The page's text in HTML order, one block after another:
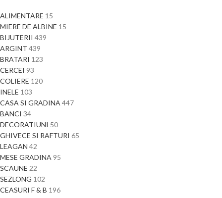
ALIMENTARE 15
MIERE DE ALBINE 15
BIJUTERII 439
ARGINT 439
BRATARI 123
CERCEI 93
COLIERE 120
INELE 103
CASA SI GRADINA 447
BANCI 34
DECORATIUNI 50
GHIVECE SI RAFTURI 65
LEAGAN 42
MESE GRADINA 95
SCAUNE 22
SEZLONG 102
CEASURI F & B 196